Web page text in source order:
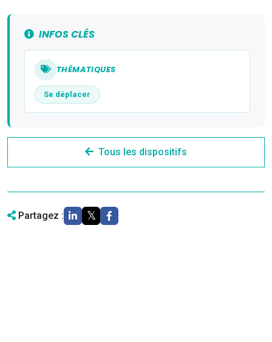
INFOS CLÉS
THÉMATIQUES
Se déplacer
Tous les dispositifs
Partagez :